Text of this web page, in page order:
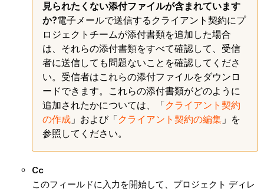
見られたくない添付ファイルが含まれています
か?電子メールで送信するクライアント契約にプ
ロジェクトチームが添付書類を追加した場合
は、それらの添付書類をすべて確認して、受信
者に送信しても問題ないことを確認してくださ
い。受信者はこれらの添付ファイルをダウンロ
ードできます。これらの添付書類がどのように
追加されたかについては、「 クライアント契約
の作成」および「 クライアント契約の編集」を
参照してください。
Cc
このフィールドに入力を開始して、プロジェクト ディレ